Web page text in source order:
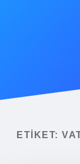
ETIKET: